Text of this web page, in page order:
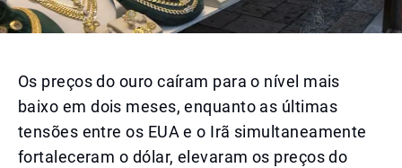
Os preços do ouro caíram para o nível mais
baixo em dois meses, enquanto as últimas
tensões entre os EUA e o Irã simultaneamente
fortaleceram o dólar, elevaram os preços do